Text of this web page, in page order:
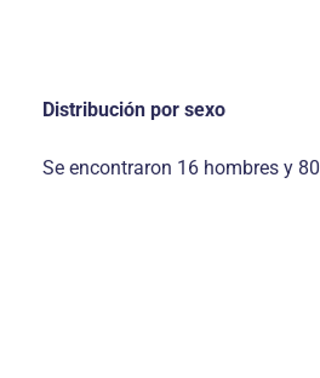
Distribución por sexo
Se encontraron 16 hombres y